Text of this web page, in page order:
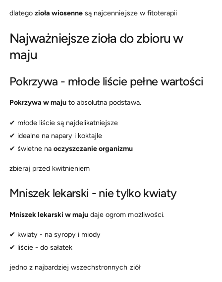
dlategozioła wiosenne są najcenniejsze w fitoterapii
Najważniejsze zioła do zbioru w
maju
Pokrzywa - młode liście pełne wartości
Pokrzywa w maju to absolutna podstawa.
✔ młode liście są najdelikatniejsze
✔ idealne na napary i koktajle
✔ świetne naoczyszczanie organizmu
zbieraj przed kwitnieniem
Mniszek lekarski - nie tylko kwiaty
Mniszek lekarski w maju daje ogrom możliwości.
✔ kwiaty - na syropy i miody
✔ liście - do sałatek
jedno z najbardziej wszechstronnych ziół